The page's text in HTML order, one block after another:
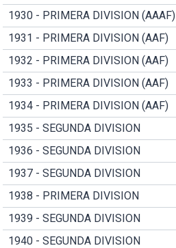
1930 - PRIMERA DIVISION (AAAF)
1931 - PRIMERA DIVISION (AAF)
1932 - PRIMERA DIVISION (AAF)
1933 - PRIMERA DIVISION (AAF)
1934 - PRIMERA DIVISION (AAF)
1935 - SEGUNDA DIVISION
1936 - SEGUNDA DIVISION
1937 - SEGUNDA DIVISION
1938 - PRIMERA DIVISION
1939 - SEGUNDA DIVISION
1940 - SEGUNDA DIVISION